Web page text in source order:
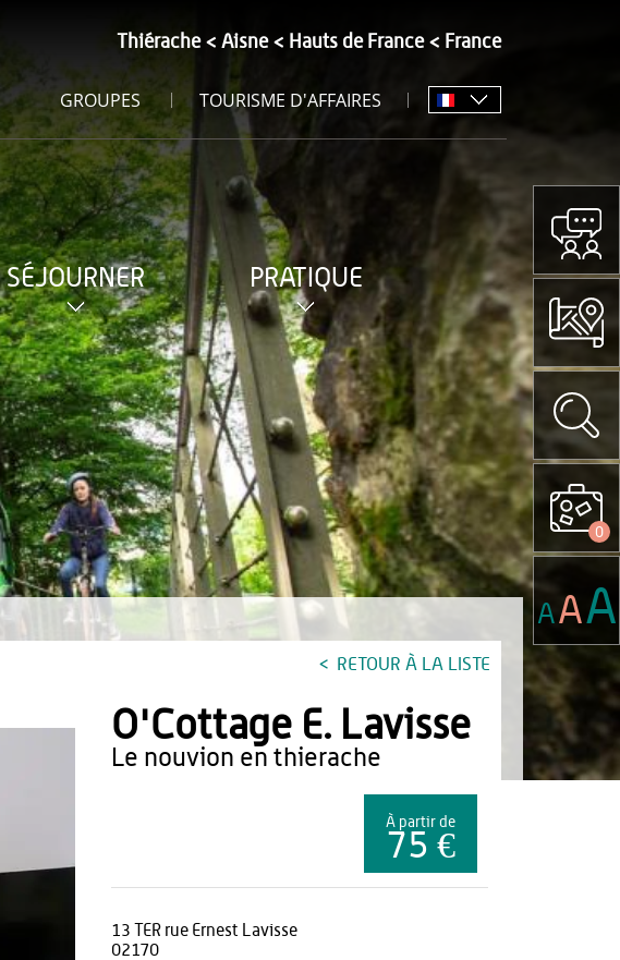
Thiérache Aisne Hauts de France France
GROUPES TOURISME D'AFFAIRES
SÉJOURNER PRATIQUE
RETOUR À LA LISTE
O'Cottage E. Lavisse
le nouvion en thierache
À partir de
75 €
13 TER rue Ernest Lavisse
02170
0
AAA